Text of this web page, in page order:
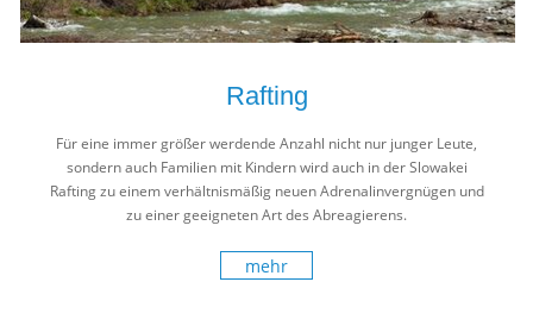
Rafting
Für eine immer größer werdende Anzahl nicht nur junger Leute,
sondern auch Familien mit Kindern wird auch in der Slowakei
Rafting zu einem verhältnismäßig neuen Adrenalinvergnügen und
zu einer geeigneten Art des Abreagierens.
mehr